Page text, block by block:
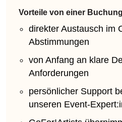
Vorteile von einer
direkter Austausch im
Abstimmungen
von Anfang an klare
Anforderungen
persönlicher Support
unseren Event-